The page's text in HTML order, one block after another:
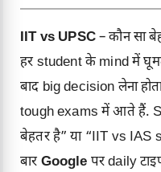
IIT vs UPSC– कौन सा
हर student के mind में
बाद big decision लेना
tough exams में आते हैं.
बेहतर है” या “IIT vs IAS
बारGoogle पर daily